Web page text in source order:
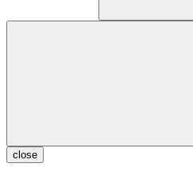
close